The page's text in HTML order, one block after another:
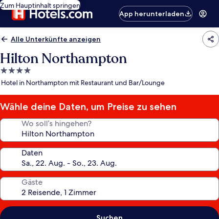
Zum Hauptinhalt springen
App herunterladen
Alle Unterkünfte anzeigen
Hilton Northampton
4.0-
Sterne-
Hotel in Northampton mit Restaurant und Bar/Lounge
Wähle deine Daten, um Preise zu sehen
Wo soll’s hingehen?
Daten
Gäste